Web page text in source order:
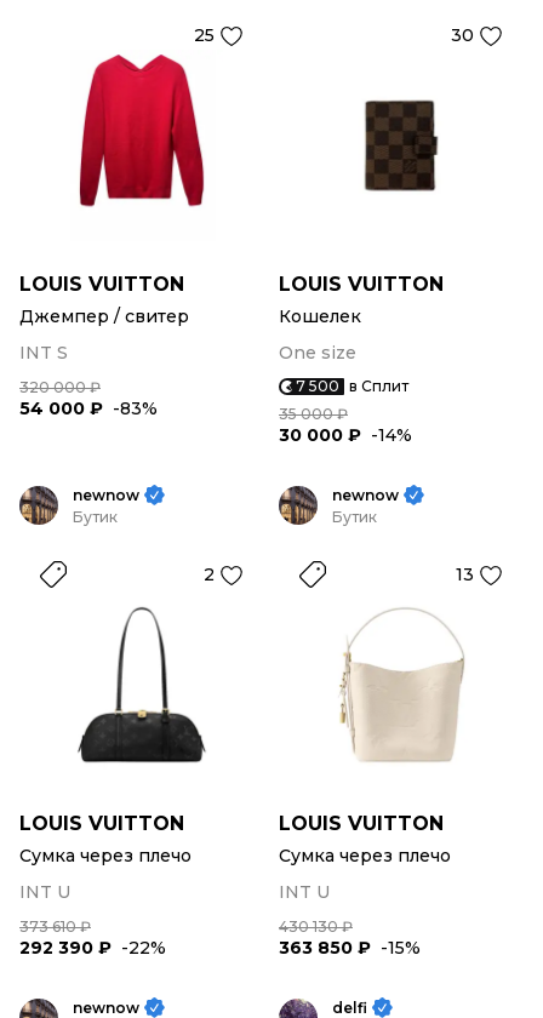
25
LOUIS VUITTON
Джемпер / свитер
INT S
320 000 ₽
54 000 ₽ -83%
30
LOUIS VUITTON
Кошелек
One size
7 500 в Сплит
35 000 ₽
30 000 ₽ -14%
newnow
Бутик
2
LOUIS VUITTON
Сумка через плечо
INT U
373 610 ₽
292 390 ₽ -22%
newnow
Бутик
13
LOUIS VUITTON
Сумка через плечо
INT U
430 130 ₽
363 850 ₽ -15%
newnow
delfi